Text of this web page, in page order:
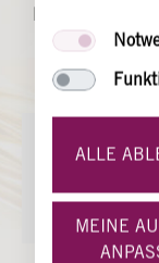
Cookies
Zustimmung
Sie über die
ALLE
MEINE
Montag bis
Uhr